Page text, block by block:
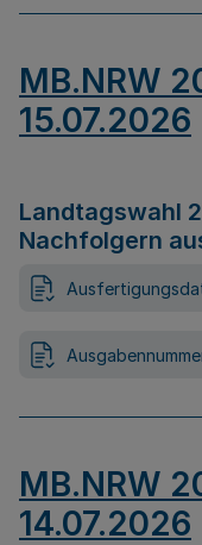
MB.NRW
15.07.2026
Landtagswahl
Nachfolgern
MB.NRW
14.07.2026